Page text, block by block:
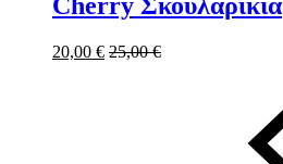
20,00 € 25,00€